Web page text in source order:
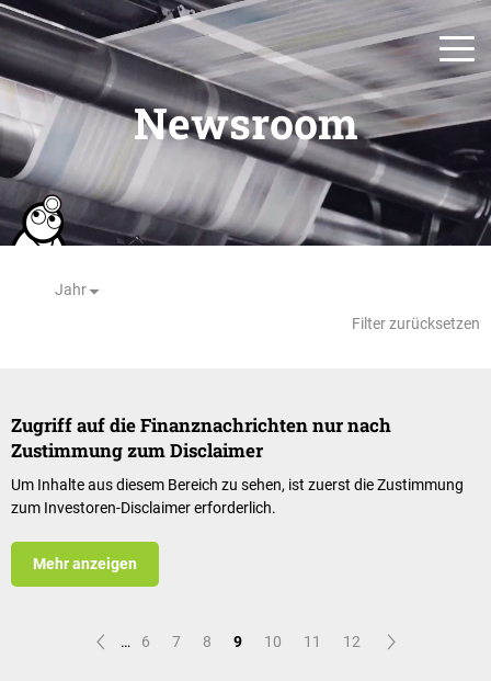
Newsroom
Jahr
Filter zurücksetzen
Zugriff auf die Finanznachrichten nur nach
Zustimmung zum Disclaimer
Um Inhalte aus diesem Bereich zu sehen, ist zuerst die Zustimmung
zum Investoren-Disclaimer erforderlich.
Mehr anzeigen
… 6 7 8 9 10 11 12